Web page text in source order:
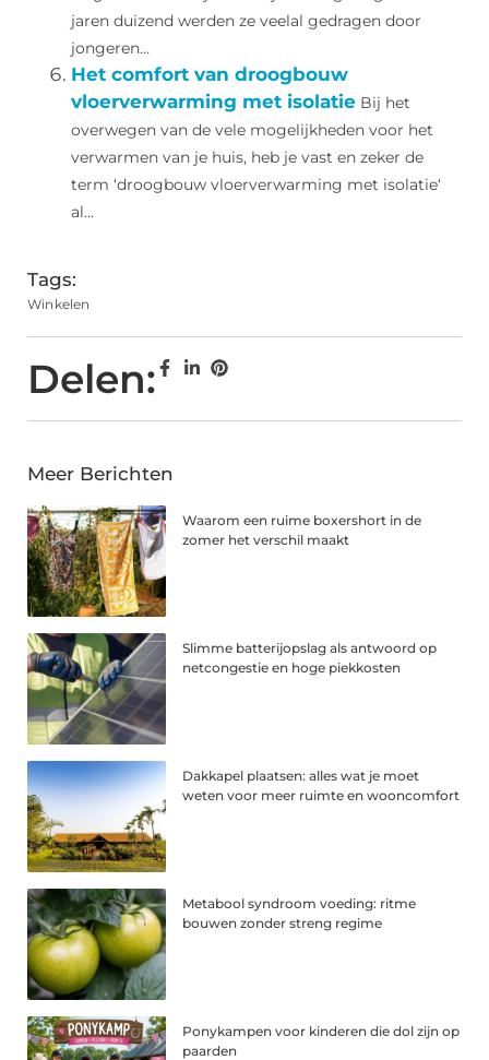
jaren duizend werden ze veelal gedragen door
jongeren...
Het comfort van droogbouw
vloerverwarming met isolatie Bij het
overwegen van de vele mogelijkheden voor het
verwarmen van je huis, heb je vast en zeker de
term ‘droogbouw vloerverwarming met isolatie‘
al...
Tags:
Winkelen
Delen:
Meer Berichten
Waarom een ruime boxershort in de
zomer het verschil maakt
Slimme batterijopslag als antwoord op
netcongestie en hoge piekkosten
Dakkapel plaatsen: alles wat je moet
weten voor meer ruimte en wooncomfort
Metabool syndroom voeding: ritme
bouwen zonder streng regime
Ponykampen voor kinderen die dol zijn op
paarden